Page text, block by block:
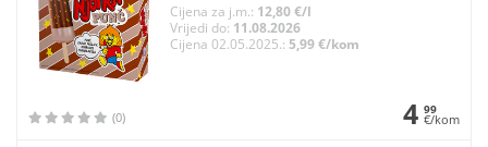
Cijena za j.m.: 12,80 €/l
Vrijedi do: 11.08.2026
Cijena 02.05.2025.: 5,99 €/kom
(0) 4 99
€/kom